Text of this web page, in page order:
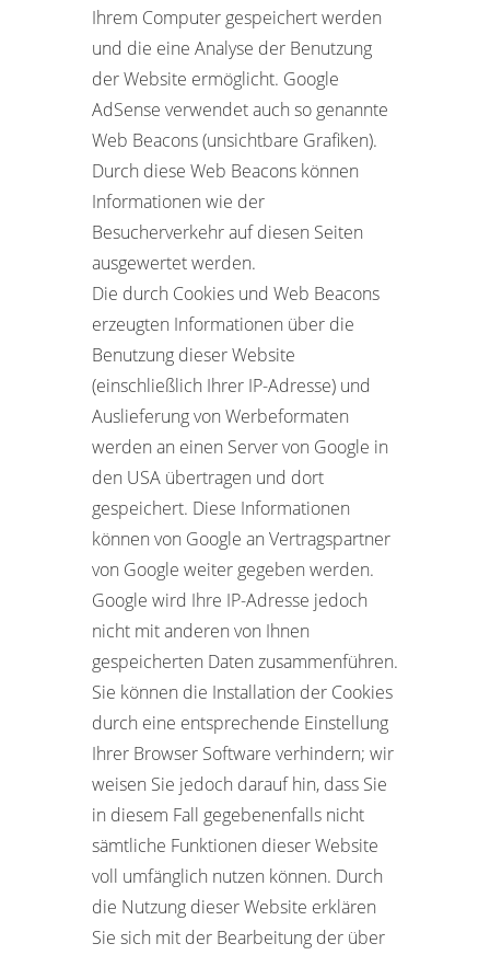
Ihrem Computer gespeichert werden
und die eine Analyse der Benutzung
der Website ermöglicht. Google
AdSense verwendet auch so genannte
Web Beacons (unsichtbare Grafiken).
Durch diese Web Beacons können
Informationen wie der
Besucherverkehr auf diesen Seiten
ausgewertet werden.
Die durch Cookies und Web Beacons
erzeugten Informationen über die
Benutzung dieser Website
(einschließlich Ihrer IP-Adresse) und
Auslieferung von Werbeformaten
werden an einen Server von Google in
den USA übertragen und dort
gespeichert. Diese Informationen
können von Google an Vertragspartner
von Google weiter gegeben werden.
Google wird Ihre IP-Adresse jedoch
nicht mit anderen von Ihnen
gespeicherten Daten zusammenführen.
Sie können die Installation der Cookies
durch eine entsprechende Einstellung
Ihrer Browser Software verhindern; wir
weisen Sie jedoch darauf hin, dass Sie
in diesem Fall gegebenenfalls nicht
sämtliche Funktionen dieser Website
voll umfänglich nutzen können. Durch
die Nutzung dieser Website erklären
Sie sich mit der Bearbeitung der über